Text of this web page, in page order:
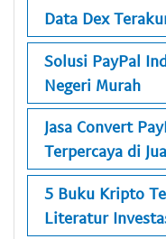
Data Dex
Solusi PayPal
Negeri Murah
Jasa Convert
Terpercaya di
5 Buku Kripto
Literatur